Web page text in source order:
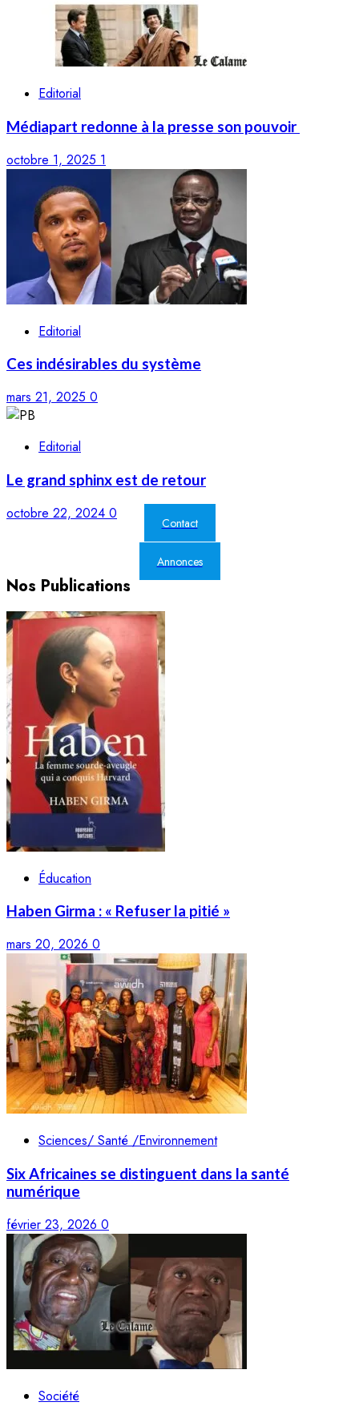
Editorial
Médiapart redonne à la presse son pouvoir
octobre 1, 2025 1
Editorial
Ces indésirables du système
mars 21, 2025 0
Editorial
Le grand sphinx est de retour
octobre 22, 2024 0
Contact
Annonces
Nos Publications
Éducation
Haben Girma : « Refuser la pitié »
mars 20, 2026 0
Sciences/ Santé /Environnement
Six Africaines se distinguent dans la santé
numérique
février 23, 2026 0
Société